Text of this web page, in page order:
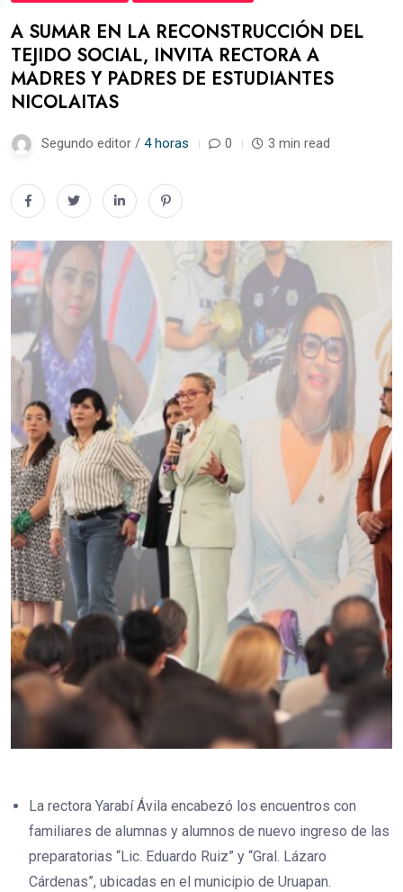
A SUMAR EN LA RECONSTRUCCIÓN DEL
TEJIDO SOCIAL, INVITA RECTORA A
MADRES Y PADRES DE ESTUDIANTES
NICOLAITAS
Segundo editor / 4 horas 0 3 min read
La rectora Yarabí Ávila encabezó los encuentros con
familiares de alumnas y alumnos de nuevo ingreso de las
preparatorias “Lic. Eduardo Ruiz” y “Gral. Lázaro
Cárdenas”, ubicadas en el municipio de Uruapan.